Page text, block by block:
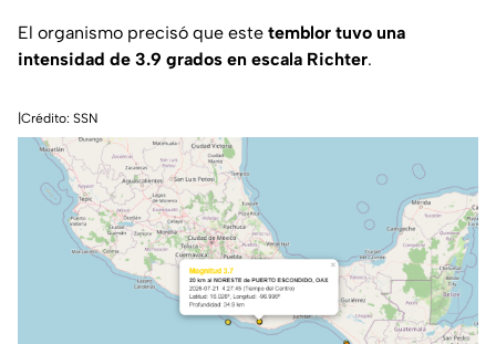
El organismo precisó que este temblor tuvo una
intensidad de 3.9 grados en escala Richter.
|Crédito: SSN